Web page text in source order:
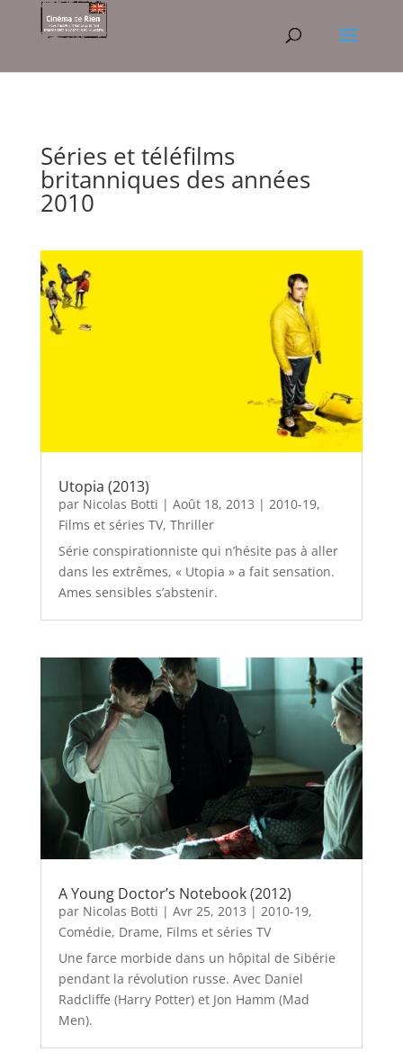
Séries et téléfilms
britanniques des années
2010
Utopia (2013)
par Nicolas Botti | Août 18, 2013 | 2010-19,
Films et séries TV, Thriller
Série conspirationniste qui n’hésite pas à aller
dans les extrêmes, « Utopia » a fait sensation.
Ames sensibles s’abstenir.
A Young Doctor’s Notebook (2012)
par Nicolas Botti | Avr 25, 2013 | 2010-19,
Comédie, Drame, Films et séries TV
Une farce morbide dans un hôpital de Sibérie
pendant la révolution russe. Avec Daniel
Radcliffe (Harry Potter) et Jon Hamm (Mad
Men).